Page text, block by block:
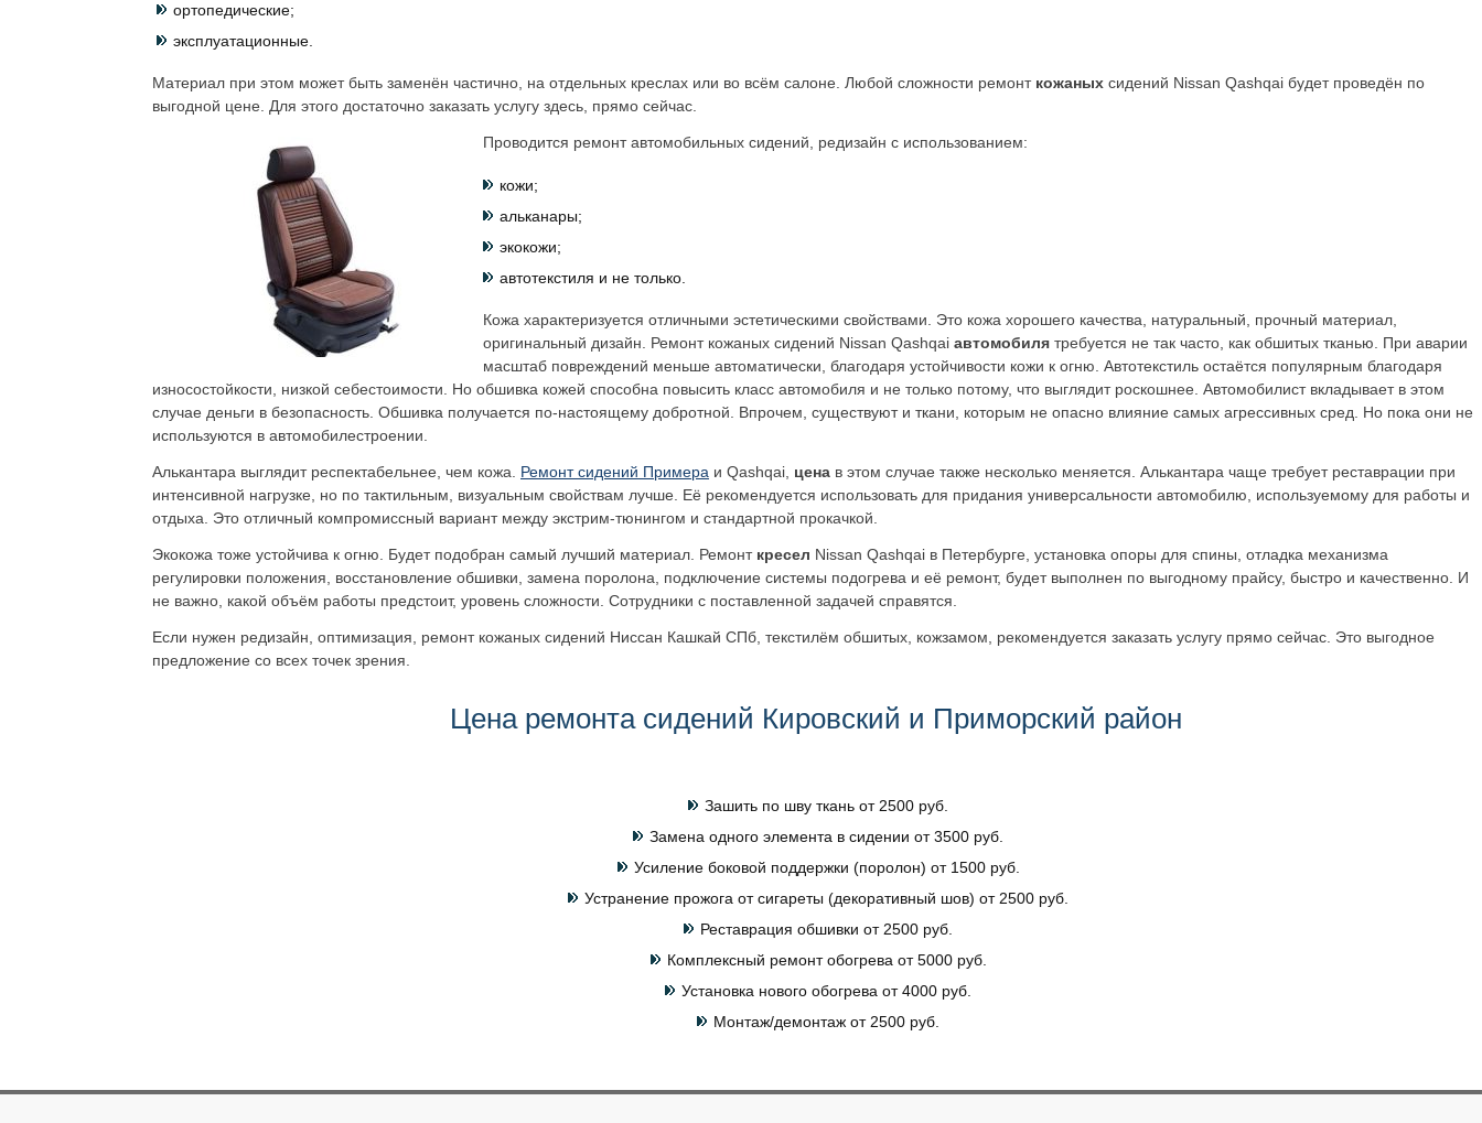
ортопедические;
эксплуатационные.
Материал при этом может быть заменён частично, на отдельных креслах или во всём салоне. Любой сложности ремонт кожаных сидений Nissan Qashqai будет проведён по
выгодной цене. Для этого достаточно заказать услугу здесь, прямо сейчас.
Проводится ремонт автомобильных сидений, редизайн с использованием:
кожи;
альканары;
экокожи;
автотекстиля и не только.
Кожа характеризуется отличными эстетическими свойствами. Это кожа хорошего качества, натуральный, прочный материал,
оригинальный дизайн. Ремонт кожаных сидений Nissan Qashqai автомобиля требуется не так часто, как обшитых тканью. При аварии
масштаб повреждений меньше автоматически, благодаря устойчивости кожи к огню. Автотекстиль остаётся популярным благодаря
износостойкости, низкой себестоимости. Но обшивка кожей способна повысить класс автомобиля и не только потому, что выглядит роскошнее. Автомобилист вкладывает в этом
случае деньги в безопасность. Обшивка получается по-настоящему добротной. Впрочем, существуют и ткани, которым не опасно влияние самых агрессивных сред. Но пока они не
используются в автомобилестроении.
Алькантара выглядит респектабельнее, чем кожа. Ремонт сидений Примера и Qashqai, цена в этом случае также несколько меняется. Алькантара чаще требует реставрации при
интенсивной нагрузке, но по тактильным, визуальным свойствам лучше. Её рекомендуется использовать для придания универсальности автомобилю, используемому для работы и
отдыха. Это отличный компромиссный вариант между экстрим-тюнингом и стандартной прокачкой.
Экокожа тоже устойчива к огню. Будет подобран самый лучший материал. Ремонт кресел Nissan Qashqai в Петербурге, установка опоры для спины, отладка механизма
регулировки положения, восстановление обшивки, замена поролона, подключение системы подогрева и её ремонт, будет выполнен по выгодному прайсу, быстро и качественно. И
не важно, какой объём работы предстоит, уровень сложности. Сотрудники с поставленной задачей справятся.
Если нужен редизайн, оптимизация, ремонт кожаных сидений Ниссан Кашкай СПб, текстилём обшитых, кожзамом, рекомендуется заказать услугу прямо сейчас. Это выгодное
предложение со всех точек зрения.
Цена ремонта сидений Кировский и Приморский район
Зашить по шву ткань от 2500 руб.
Замена одного элемента в сидении от 3500 руб.
Усиление боковой поддержки (поролон) от 1500 руб.
Устранение прожога от сигареты (декоративный шов) от 2500 руб.
Реставрация обшивки от 2500 руб.
Комплексный ремонт обогрева от 5000 руб.
Установка нового обогрева от 4000 руб.
Монтаж/демонтаж от 2500 руб.